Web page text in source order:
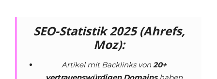
SEO-Statistik 2025 (Ahrefs,
Moz):
Artikel mit Backlinks von 20+